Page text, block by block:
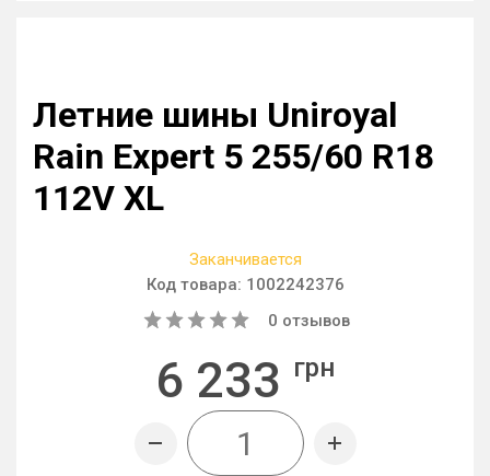
Летние шины Uniroyal
Rain Expert 5 255/60 R18
112V XL
Заканчивается
Код товара: 1002242376
0 отзывов
6 233 грн